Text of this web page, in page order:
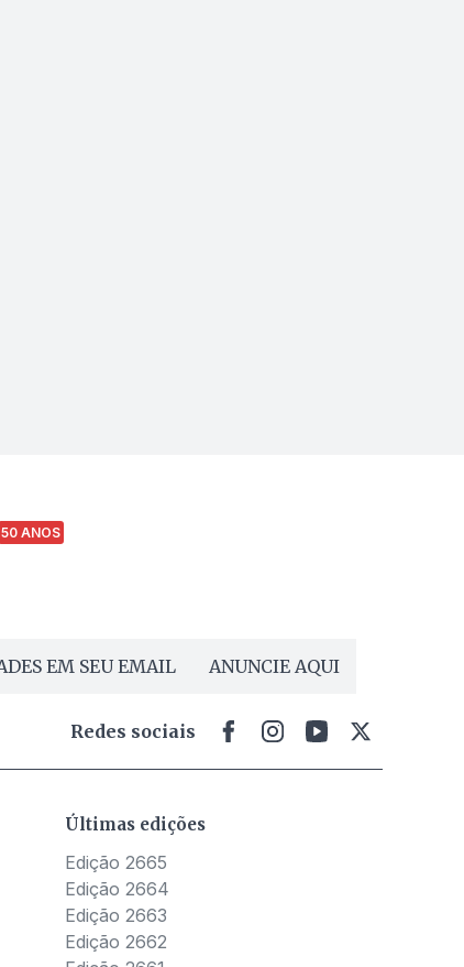
50 ANOS
EM SEU EMAIL ANUNCIE AQUI
Redes sociais
Últimas edições
Edição 2665
Edição 2664
Edição 2663
Edição 2662